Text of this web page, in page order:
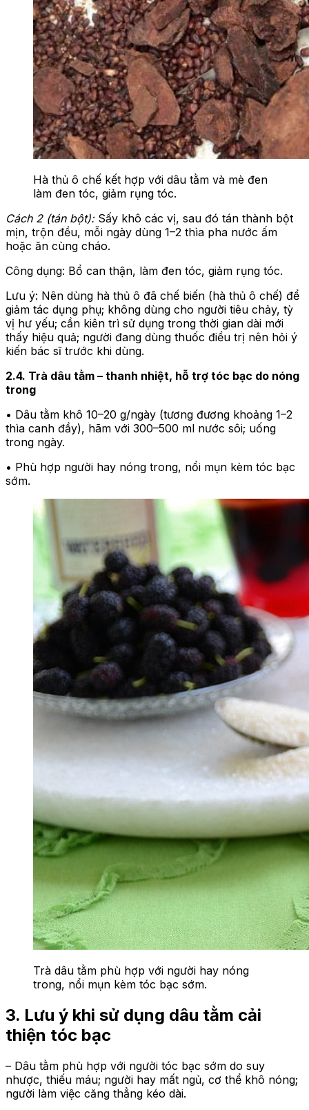
Hà thủ ô chế kết hợp với dâu tằm và mè đen
làm đen tóc, giảm rụng tóc.
Cách 2 (tán bột): Sấy khô các vị, sau đó tán thành bột
mịn, trộn đều, mỗi ngày dùng 1–2 thìa pha nước ấm
hoặc ăn cùng cháo.
Công dụng: Bổ can thận, làm đen tóc, giảm rụng tóc.
Lưu ý: Nên dùng hà thủ ô đã chế biến (hà thủ ô chế) để
giảm tác dụng phụ; không dùng cho người tiêu chảy, tỳ
vị hư yếu; cần kiên trì sử dụng trong thời gian dài mới
thấy hiệu quả; người đang dùng thuốc điều trị nên hỏi ý
kiến bác sĩ trước khi dùng.
2.4. Trà dâu tằm – thanh nhiệt, hỗ trợ tóc bạc do nóng
trong
• Dâu tằm khô 10–20 g/ngày (tương đương khoảng 1–2
thìa canh đầy), hãm với 300–500 ml nước sôi; uống
trong ngày.
• Phù hợp người hay nóng trong, nổi mụn kèm tóc bạc
sớm.
Trà dâu tằm phù hợp với người hay nóng
trong, nổi mụn kèm tóc bạc sớm.
3. Lưu ý khi sử dụng dâu tằm cải
thiện tóc bạc
– Dâu tằm phù hợp với người tóc bạc sớm do suy
nhược, thiếu máu; người hay mất ngủ, cơ thể khô nóng;
người làm việc căng thẳng kéo dài.